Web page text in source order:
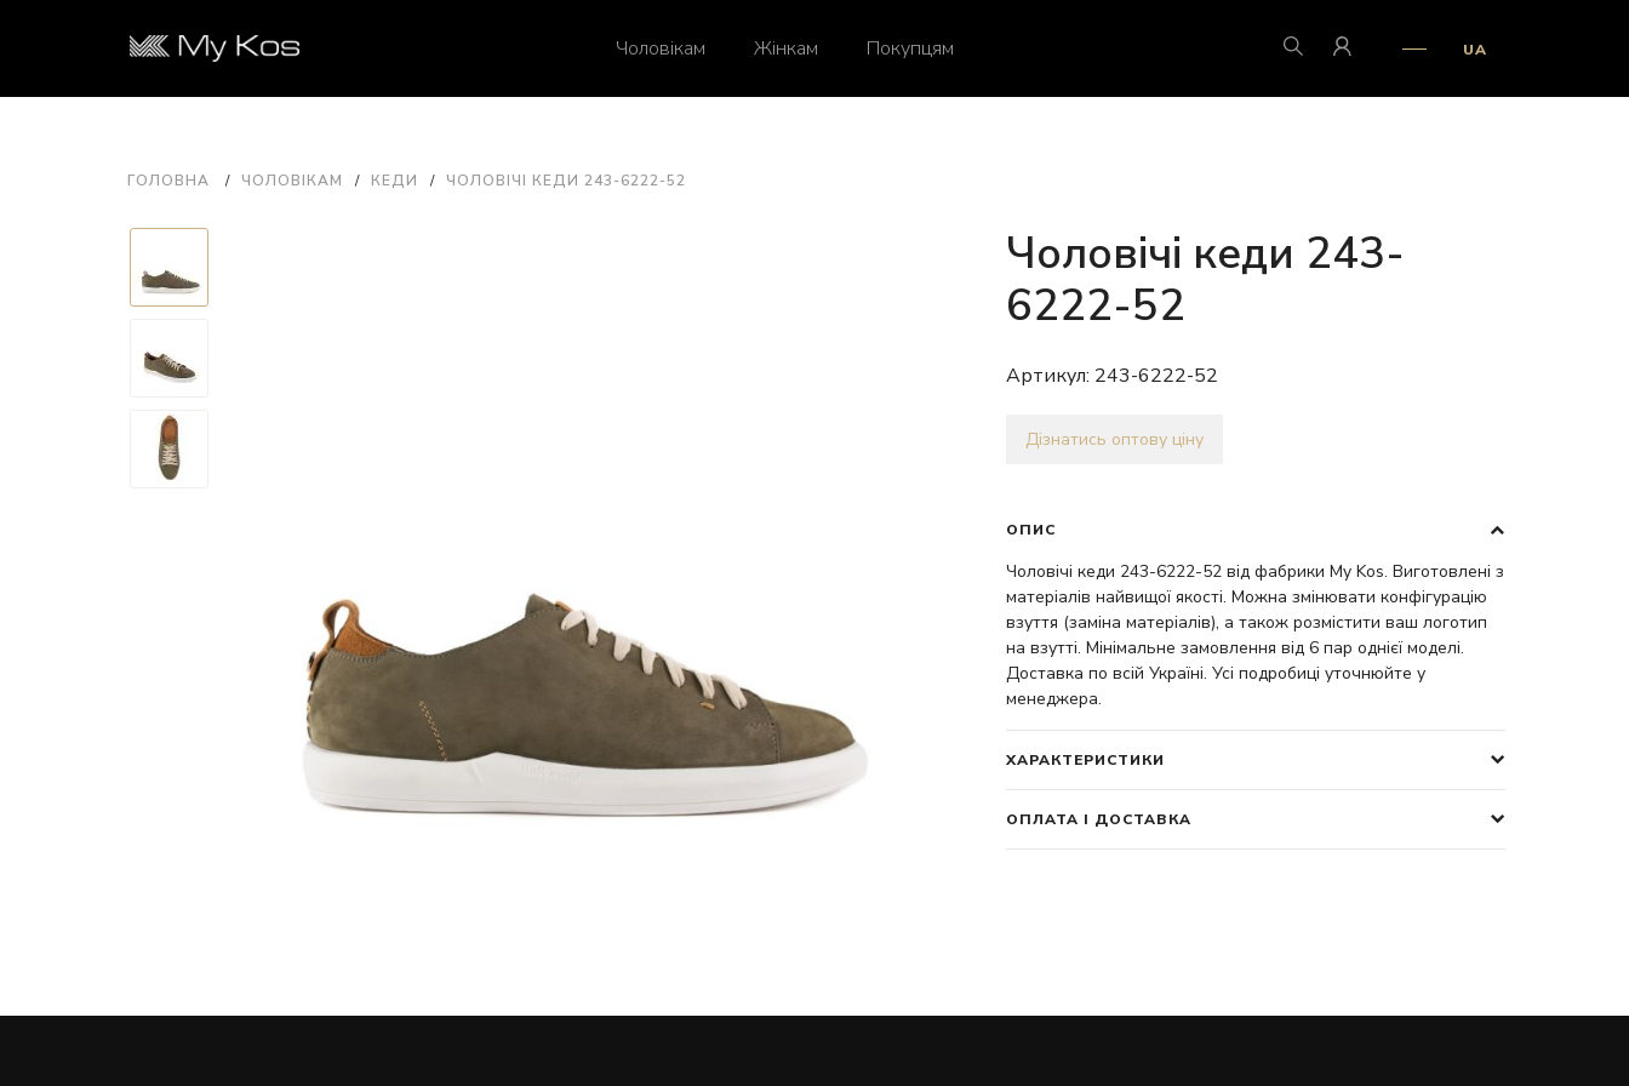
Чоловікам Жінкам Покупцям UA
ГОЛОВНА ЧОЛОВІКАМ КЕДИ ЧОЛОВІЧІ КЕДИ 243-6222-52
Чоловічі кеди 243-
6222-52
Артикул: 243-6222-52
Дізнатись оптову ціну
ОПИС
Чоловічі кеди 243-6222-52 від фабрики My Kos. Виготовлені з
матеріалів найвищої якості. Можна змінювати конфігурацію
взуття (заміна матеріалів), а також розмістити ваш логотип
на взутті. Мінімальне замовлення від 6 пар однієї моделі.
Доставка по всій Україні. Усі подробиці уточнюйте у
менеджера.
ХАРАКТЕРИСТИКИ
ОПЛАТА І ДОСТАВКА